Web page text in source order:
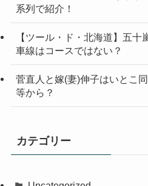
系列で紹介！
【ツール・ド・北海道】五十
車線はコースではない？
菅直人と嫁(妻)伸子はいとこ
等から？
カテゴリー